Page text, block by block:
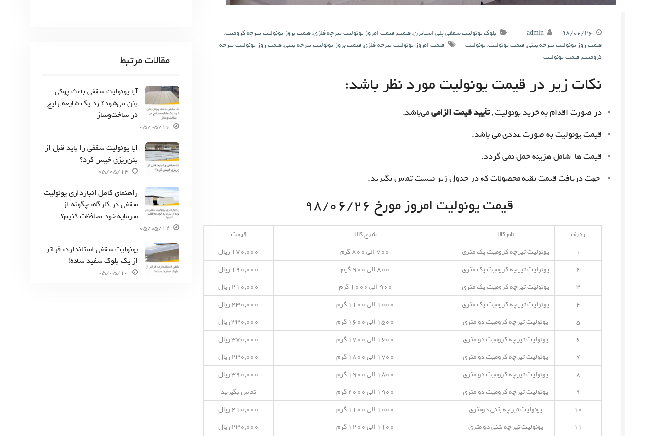
۹۸/۰۶/۲۶ admin بلوک یونولیت سقفی پلی استایرن,قیمت,قیمت امروز یونولیت تیرچه فلزی,قیمت بروز یونولیت تیرچه کرومیت,
قیمت روز یونولیت تیرچه بتنی,قیمت یونولیت,یونولیت قیمت امروز یونولیت تیرچه فلزی,قیمت بروز یونولیت تیرچه بتنی,قیمت روز یونولیت تیرچه
کرومیت,قیمت یونولیت
نکات زیر در قیمت یونولیت مورد نظر باشد:
در صورت اقدام به خرید یونولیت ,تأیید قیمت الزامیمی‌باشد.
قیمت یونولیت به صورت عددی می باشد.
قیمت ها شامل هزینه حمل نمی گردد.
جهت دریافت قیمت بقیه محصولات که در جدول زیر نیست تماس بگیرید.
قیمت یونولیت امروز مورخ ۹۸/۰۶/۲۶
ردیف نام کالا شرح کالا
قیمت
۱
یونولیت تیرچه کرومیت یک متری
۱۷۰,۰۰۰ ریال
۲
یونولیت تیرچه کرومیت یک متری ۸۰۰ الی ۹۰۰ گرم
۱۹۰,۰۰۰ ریال
۳
یونولیت تیرچه کرومیت یک متری ۹۰۰ الی ۱۰۰۰ گرم
۲۱۰,۰۰۰ ریال
۴
یونولیت تیرچه کرومیت یک متری ۱۰۰۰ الی ۱۱۰۰ گرم
۲۳۰,۰۰۰ ریال
۵
یونولیت تیرچه کرومیت دو متری ۱۵۰۰ الی ۱۶۰۰ گرم
۳۳۰,۰۰۰ ریال
۶
یونولیت تیرچه کرومیت دو متری ۱۶۰۰ الی ۱۷۰۰ گرم
۳۷۰,۰۰۰ ریال
۷
یونولیت تیرچه کرومیت دو متری ۱۷۰۰ الی ۱۸۰۰ گرم
۲۳۰,۰۰۰ ریال
۸
یونولیت تیرچه کرومیت دو متری ۱۸۰۰ الی ۱۹۰۰ گرم
۳۹۰,۰۰۰ ریال
۹
یونولیت تیرچه کرومیت دو متری ۱۹۰۰ الی ۲۰۰۰ گرم
تماس بگیرید
۱۰
یونولیت تیرچه بتنی دومتری ۱۰۰۰ الی ۱۱۰۰ گرم
۲۱۰,۰۰۰ ریال
۱۱
یونولیت تیرچه بتنی دو متری ۱۱۰۰ الی ۱۲۰۰ گرم
۲۳۰,۰۰۰ ریال
مقالات مرتبط
آیا یونولیت سقفی باعث پوکی
بتن می‌شود؟ رد یک شایعه رایج
در ساخت‌وساز
05/05/16
آیا یونولیت سقفی را باید قبل از
بتن‌ریزی خیس کرد؟
05/05/14
راهنمای کامل انبارداری یونولیت
سقفی در کارگاه: چگونه از
سرمایه خود محافظت کنیم؟
05/05/12
یونولیت سقفی استاندارد: فراتر
از یک بلوک سفید ساده!
05/05/10